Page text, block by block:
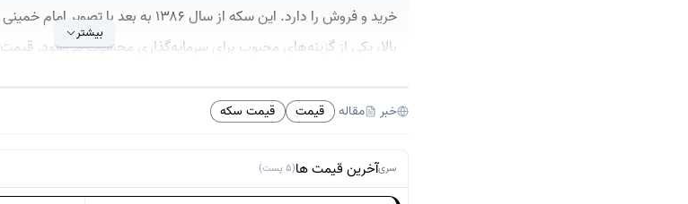
خرید و فروش را دارد. این سکه از سال ۱۳۸۶
بالا، یکی از گزینه‌های محبوب برای سرمایه‌گذاری محسوب می‌شود.
سکه بهار آزادی از اولین سکه‌های طلای رسمی پس از انقلاب است که
بیشتر
خبر مقاله قیمت قیمت سکه
سریآخرین قیمت ها(5 پست)